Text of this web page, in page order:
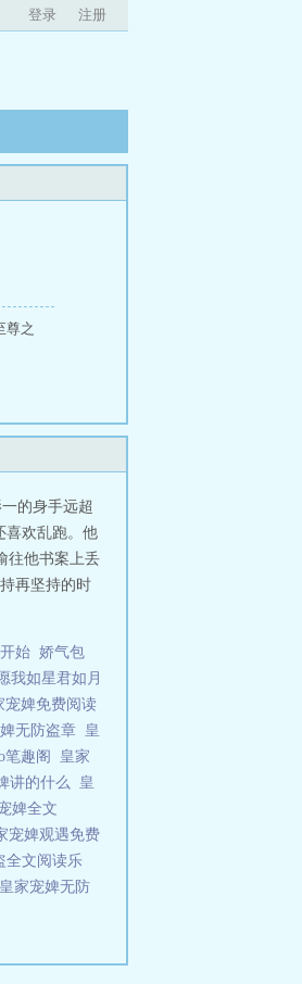
登录 注册
尊之
的身手远超
喜欢乱跑。他
往他书案上丢
再坚持的时
始 娇气包
我如星君如月
宠婢免费阅读
无防盗章 皇
笔趣阁 皇家
讲的什么 皇
婢全文
宠婢观遇免费
全文阅读乐
皇家宠婢无防